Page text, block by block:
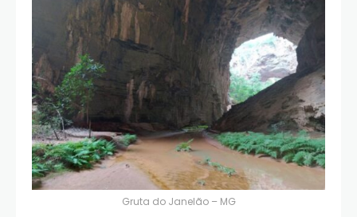
Gruta do Janelão – MG